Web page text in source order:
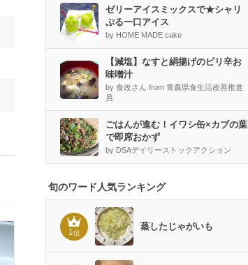
ゼリーアイスミックスで★シャリ
ぷる一口アイス
by HOME MADE cake
【減塩】なすと絹揚げのピリ辛お
味噌汁
by 食改さん from 青森県食生活改善推進
員
ごはんが進む！イワシ缶×カブの葉
で即席おかず
by DSAデイリーストックアクション
旬のワード人気ランキング
1位
蒸したじゃがいも